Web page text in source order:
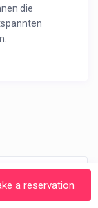
die
a reservation